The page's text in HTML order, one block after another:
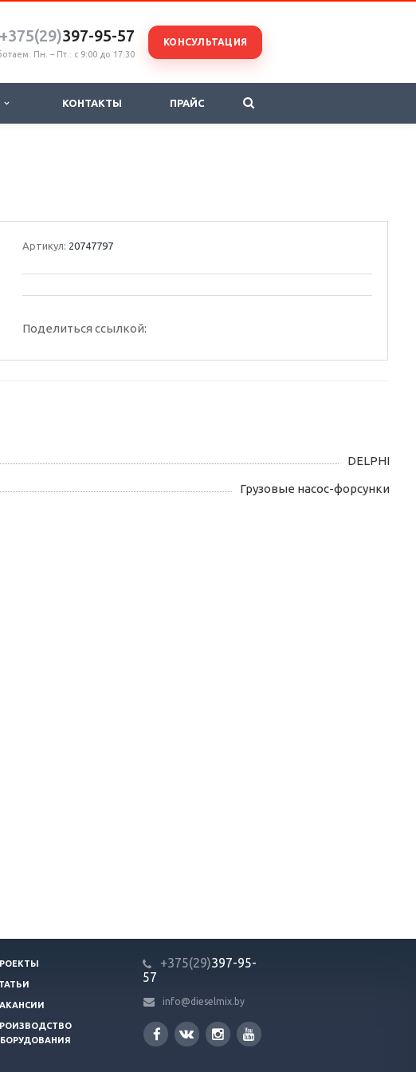
КОНСУЛЬТАЦИЯ
+375(29)397-95-57
Пн. – Пт.: с 9:00 до 17:30
КОНТАКТЫ ПРАЙС
Артикул: 20747797
Поделиться ссылкой:
DELPHI
Грузовые насос-форсунки
+375(29)397-95-
57
info@dieselmix.by